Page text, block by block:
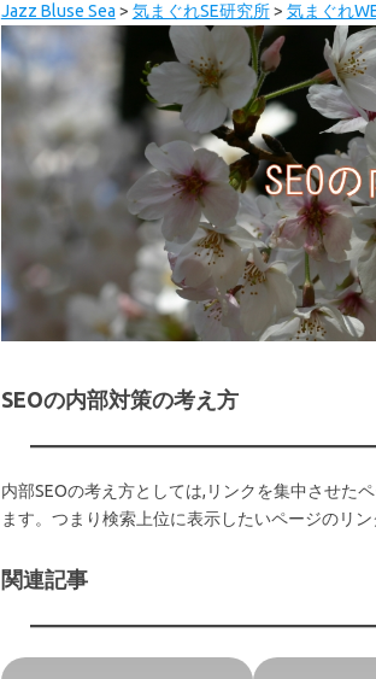
Jazz Bluse Sea > 気まぐれSE研究所> 気まぐれ
SEOの内部対策の考え方
内部SEOの考え方としては,リンクを集中させた
ます。つまり検索上位に表示したいページのリン
関連記事